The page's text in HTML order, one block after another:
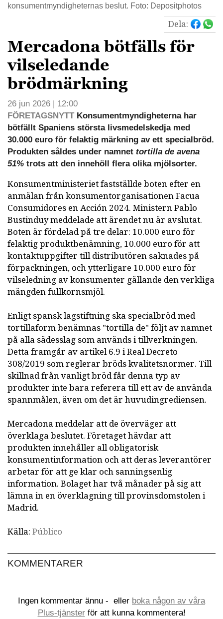
konsumentmyndigheternas beslut. Foto: Depositphotos
Dela:
Mercadona bötfälls för
vilseledande
brödmärkning
26 jun 2026 | 12:00
FÖRETAGSNYTTKonsumentmyndigheterna har
bötfällt Spaniens största livsmedelskedja med
30.000 euro för felaktig märkning av ett specialbröd.
Produkten såldes under namnet tortilla de avena
51% trots att den innehöll flera olika mjölsorter.
Konsumentministeriet fastställde boten efter en
anmälan från konsumentorganisationen Facua
Consumidores en Acción 2024. Ministern Pablo
Bustinduy meddelade att ärendet nu är avslutat.
Boten är fördelad på tre delar: 10.000 euro för
felaktig produktbenämning, 10.000 euro för att
kontaktuppgifter till distributören saknades på
förpackningen, och ytterligare 10.000 euro för
vilseledning av konsumenter gällande den verkliga
mängden fullkornsmjöl.
Enligt spansk lagstiftning ska specialbröd med
tortillaform benämnas "tortilla de" följt av namnet
på alla sädesslag som används i tillverkningen.
Detta framgår av artikel 6.9 i Real Decreto
308/2019 som reglerar bröds kvalitetsnormer. Till
skillnad från vanligt bröd får denna typ av
produkter inte bara referera till ett av de använda
spannmålen, även om det är huvudingrediensen.
Mercadona meddelar att de överväger att
överklaga beslutet. Företaget hävdar att
produkten innehåller all obligatorisk
konsumentinformation och att deras leverantörer
arbetar för att ge klar och sanningsenlig
information. Bolaget har två månader på sig att
lämna in en överklagning till provinsdomstolen i
Madrid.
Källa: Público
KOMMENTARER
Ingen kommentar ännu - eller boka någon av våra
Plus-tjänsterför att kunna kommentera!